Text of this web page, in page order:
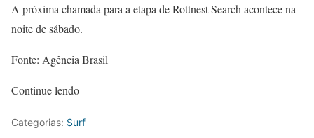
A próxima chamada para a etapa de Rottnest Search acontece na
noite de sábado.
Fonte: Agência Brasil
Continue lendo
Categorias: Surf